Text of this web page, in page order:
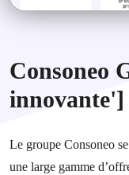
Consoneo
innovante']
Le groupe Consoneo
une large gamme